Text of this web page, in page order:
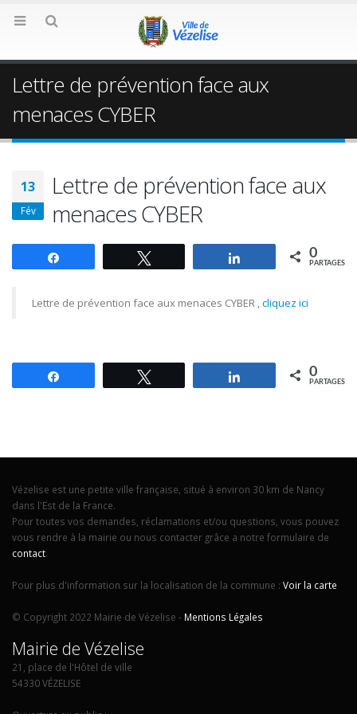
Lettre de prévention face aux
menaces CYBER
13
Fév
Lettre de prévention face aux
menaces CYBER
Partagez 0
PARTAGES
Lettre de prévention face aux menaces CYBER ,cliquez ici
Partagez 0
PARTAGES
Vézelise est une petite ville française, situé à environ 30 km de Nancy
dans l'Est de la France.
Pour toutes vos demandes, réclamations et/ou questions, vous pouvez
vous rendre à la mairie ou nous contacter grâce a notre formulaire de
contact.
Pour plus d'information sur la localisation de la commune : Voir la carte
© Copyright 2022 Mairie de Vézelise - Mentions Légales
Mairie de Vézelise
21, place de l'Hôtel de ville
54330 VÉZELISE